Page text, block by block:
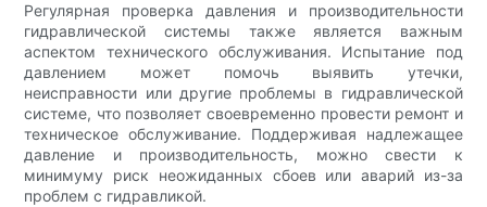
Регулярная проверка давления и производительности
гидравлической системы также является важным
аспектом технического обслуживания. Испытание под
давлением может помочь выявить утечки,
неисправности или другие проблемы в гидравлической
системе, что позволяет своевременно провести ремонт и
техническое обслуживание. Поддерживая надлежащее
давление и производительность, можно свести к
минимуму риск неожиданных сбоев или аварий из-за
проблем с гидравликой.